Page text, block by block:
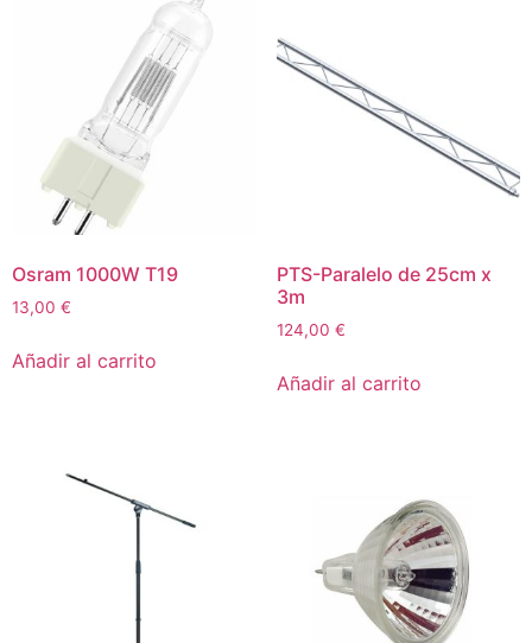
Osram 1000W T19
13,00 €
Añadir al carrito
PTS-Paralelo de 25cm x
3m
124,00 €
Añadir al carrito